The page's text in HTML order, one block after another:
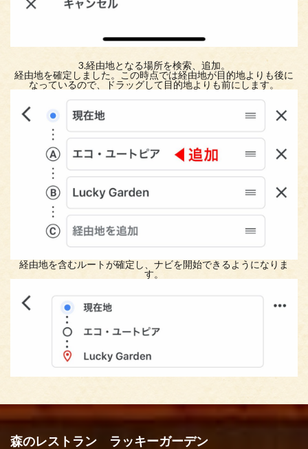
3.経由地となる場所を検索、追加。
経由地を確定しました。この時点では経由地が目的地よりも後に
なっているので、ドラッグして目的地よりも前にします。
経由地を含むルートが確定し、ナビを開始できるようになりま
す。
森のレストラン ラッキーガーデン